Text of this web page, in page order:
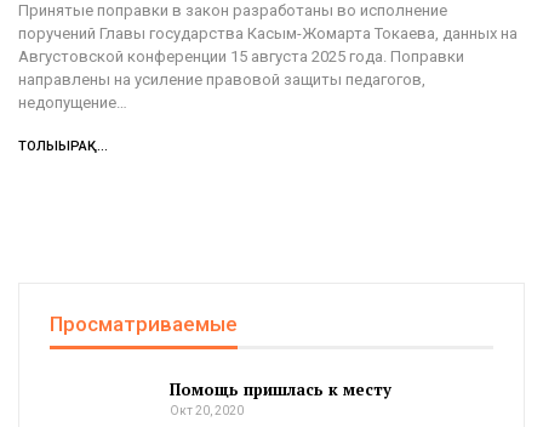
Принятые поправки в закон разработаны во исполнение
поручений Главы государства Касым-Жомарта Токаева, данных на
Августовской конференции 15 августа 2025 года. Поправки
направлены на усиление правовой защиты педагогов,
недопущение…
ТОЛЫҒЫРАҚ...
Просматриваемые
Помощь пришлась к месту
Окт 20, 2020